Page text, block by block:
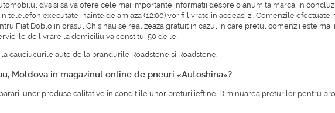
dvs si sa va ofere cele mai importante informatii despre o anumita marca. In
executate inainte de amiaza (12:00) vor fi livrate in aceeasi zi. Comenzile
Fiat Doblo in orasul Chisinau se realizeaza gratuit in cazul in care pretul comenzii este
de livrare la domiciliu va constitui 50 de lei.
cauciucurile auto de la brandurile Roadstone si Roadstone.
Moldova in magazinul online de pneuri «Autoshina»?
unor produse calitative in conditiile unor preturi ieftine. Diminuarea preturilor pentru